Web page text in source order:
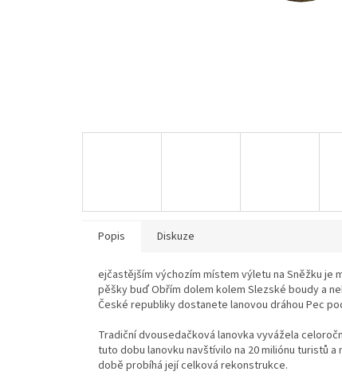
Popis Diskuze
ejčastějším výchozím místem výletu na Sněžku je
pěšky buď Obřím dolem kolem Slezské boudy a
České republiky dostanete lanovou dráhou Pec
Tradiční dvousedačková lanovka vyvážela
tuto dobu lanovku navštívilo na 20 miliónu turistů
době probíhá její celková rekonstrukce.